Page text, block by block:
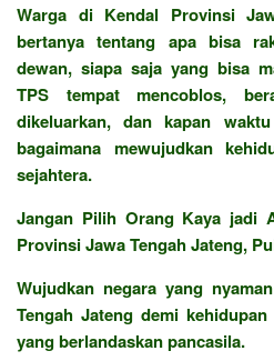
Warga di Kendal Provinsi
bertanya tentang apa bisa
dewan, siapa saja yang bisa
TPS tempat mencoblos,
dikeluarkan, dan kapan
bagaimana mewujudkan
sejahtera.
Jangan Pilih Orang Kaya jadi
Provinsi Jawa Tengah Jateng,
Wujudkan negara yang
Tengah Jateng demi
yang berlandaskan pancasila.